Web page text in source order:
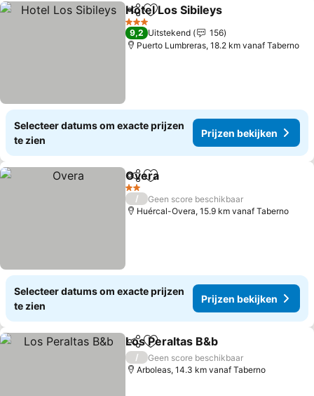
DelenToevoegen aan favorieten
Hotel Los Sibileys
3 Sterren
9,2 Uitstekend
156
Puerto Lumbreras, 18.2 km vanaf Taberno
Selecteer datums om exacte prijzen
te zien
Prijzen bekijken
DelenToevoegen aan favorieten
Overa
2 Sterren
/
Geen score beschikbaar
Huércal-Overa, 15.9 km vanaf Taberno
Selecteer datums om exacte prijzen
te zien
Prijzen bekijken
DelenToevoegen aan favorieten
Los Peraltas B&b
/
Geen score beschikbaar
Arboleas, 14.3 km vanaf Taberno